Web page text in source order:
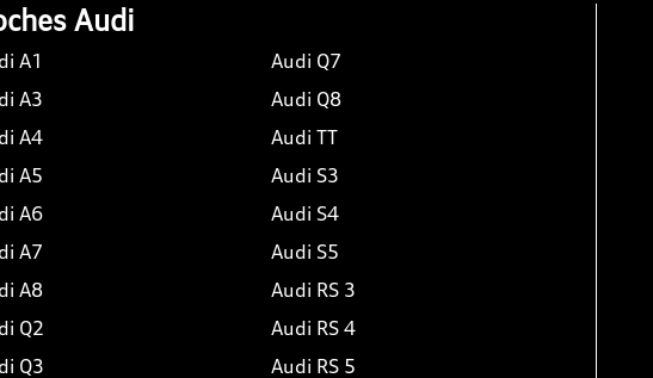
Audi
A1
A3
A4
A5
A6
A7
A8
Q2
Q3
Audi Q7
Audi Q8
Audi TT
Audi S3
Audi S4
Audi S5
Audi RS 3
Audi RS 4
Audi RS 5